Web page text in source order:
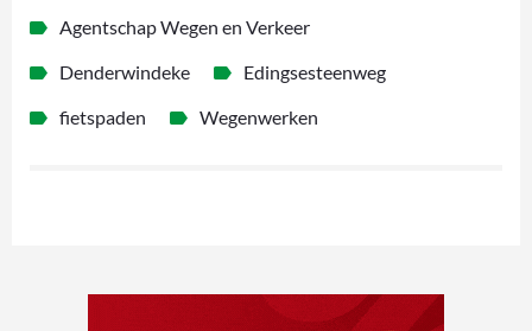
Agentschap Wegen en Verkeer
Denderwindeke
Edingsesteenweg
fietspaden
Wegenwerken